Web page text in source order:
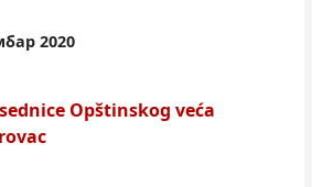
2020
Opštinskog veća